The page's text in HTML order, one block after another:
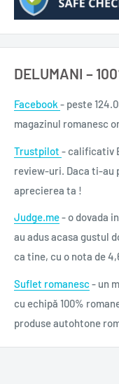
DELUMANI –
Facebook - peste
magazinul romanesc
Trustpilot - calificativ
review-uri. Daca ti-au
aprecierea ta !
Judge.me- o dovada
au adus acasa gustul
ca tine, cu o nota de
Suflet romanesc- un
cu echipă 100%
produse autohtone